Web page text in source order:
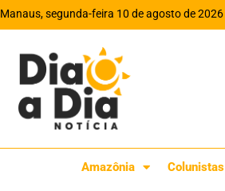
Manaus, segunda-feira 10 de agosto de 2026
Amazônia Colunistas